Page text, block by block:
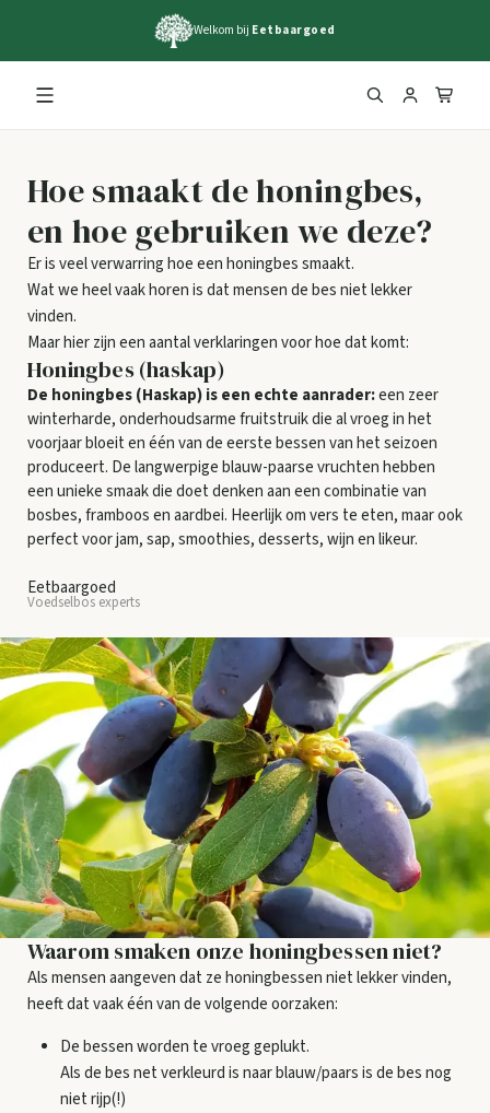
Welkom bij Eetbaargoed
Hoe smaakt de honingbes,
en hoe gebruiken we deze?
Er is veel verwarring hoe een honingbes smaakt.
Wat we heel vaak horen is dat mensen de bes niet lekker
vinden.
Maar hier zijn een aantal verklaringen voor hoe dat komt:
Honingbes (haskap)
De honingbes (Haskap) is een echte aanrader:een zeer
winterharde, onderhoudsarme fruitstruik die al vroeg in het
voorjaar bloeit en één van de eerste bessen van het seizoen
produceert. De langwerpige blauw-paarse vruchten hebben
een unieke smaak die doet denken aan een combinatie van
bosbes, framboos en aardbei. Heerlijk om vers te eten, maar ook
perfect voor jam, sap, smoothies, desserts, wijn en likeur.
Eetbaargoed
Voedselbos experts
Waarom smaken onze honingbessen niet?
Als mensen aangeven dat ze honingbessen niet lekker vinden,
heeft dat vaak één van de volgende oorzaken:
De bessen worden te vroeg geplukt.
Als de bes net verkleurd is naar blauw/paars is de bes nog
niet rijp(!)